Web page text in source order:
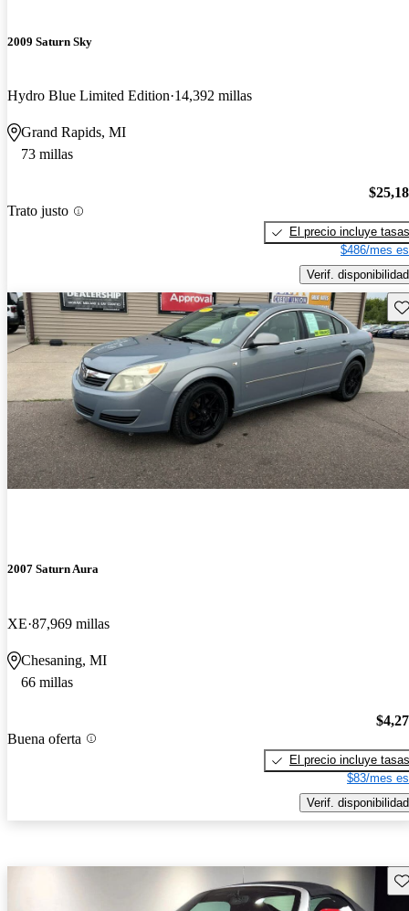
2009 Saturn Sky
Hydro Blue Limited Edition 14,392 millas
Grand Rapids, MI
73 millas
Trato justo
El precio incluye tasas
$486/mes
Verif. disponibilidad
2007 Saturn Aura
XE 87,969 millas
Chesaning, MI
66 millas
Buena oferta
El precio incluye tasas
$83/mes
Verif. disponibilidad